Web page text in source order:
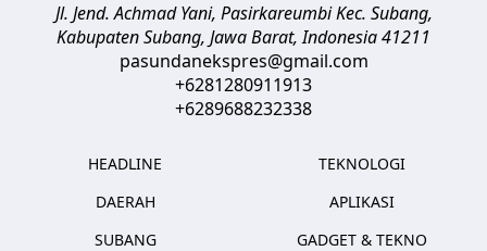
Jl. Jend. Achmad Yani, Pasirkareumbi Kec. Subang,
Kabupaten Subang, Jawa Barat,Indonesia41211
pasundanekspres@gmail.com
+6281280911913
+6289688232338
HEADLINE
DAERAH
SUBANG
TEKNOLOGI
APLIKASI
GADGET & TEKNO